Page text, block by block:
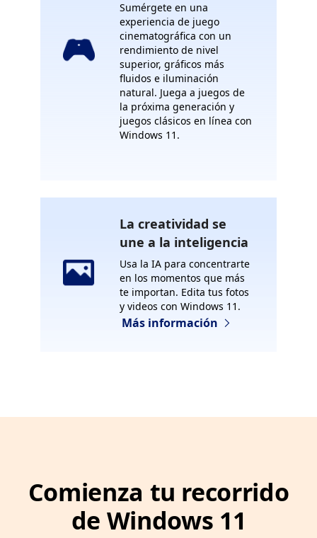
Sumérgete en una
experiencia de juego
cinematográfica con un
rendimiento de nivel
superior, gráficos más
fluidos e iluminación
natural. Juega a juegos de
la próxima generación y
juegos clásicos en línea con
Windows 11.
La creatividad se
une a la inteligencia
Usa la IA para concentrarte
en los momentos que más
te importan. Edita tus fotos
y videos con Windows 11.
Más información
Comienza tu recorrido
de Windows 11